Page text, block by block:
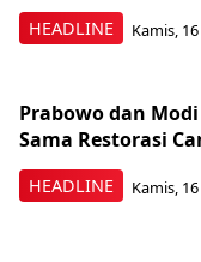
HEADLINE Kamis,
HEADLINE
Prabowo dan
Sama Restorasi
Kamis,